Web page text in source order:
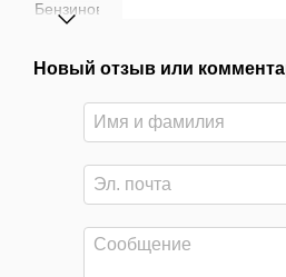
Новый отзыв или